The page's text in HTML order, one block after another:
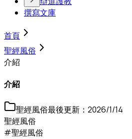
撰寫文庫
首頁
聖經風俗
介紹
介紹
聖經風俗最後更新： 2026/1/14
聖經風俗
#聖經風俗